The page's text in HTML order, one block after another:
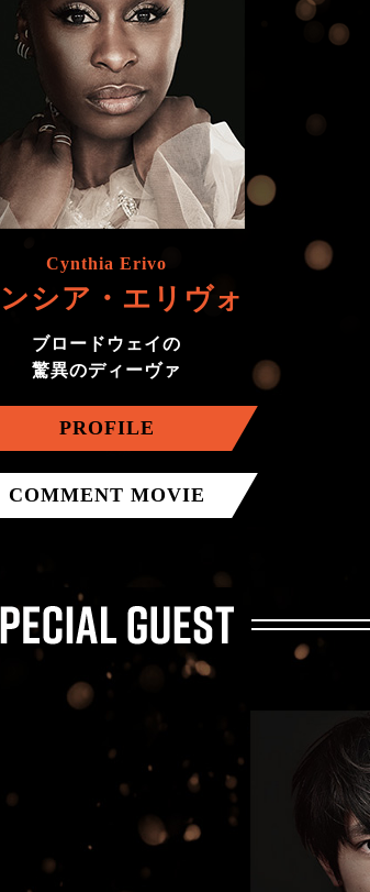
Cynthia Erivo
シア・エリヴォ
ブロードウェイの
驚異のディーヴァ
PROFILE
COMMENT MOVIE